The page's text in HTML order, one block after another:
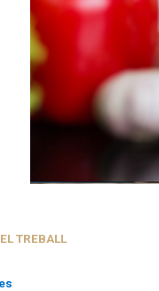
TREBALL